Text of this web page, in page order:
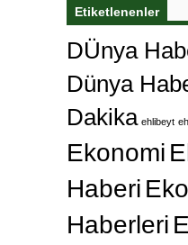
Etiketlenenler
DÜnya
Dünya
Dakika ehlibeyt
Ekonomi
Haberi
Haberleri